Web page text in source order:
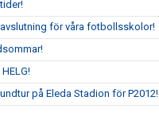
för våra fotbollsskolor!
HELG!
på Eleda Stadion för P2012!